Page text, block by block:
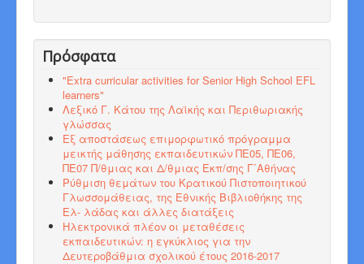
Πρόσφατα
"Εxtra curricular activities for Senior High School EFL
learners"
Λεξικό Γ. Κάτου της Λαϊκής και Περιθωριακής
γλώσσας
Εξ αποστάσεως επιμορφωτικό πρόγραμμα
μεικτής μάθησης εκπαιδευτικών ΠΕ05, ΠΕ06,
ΠΕ07 Π/θμιας και Δ/θμιας Εκπ/σης Γ΄Αθήνας
Ρύθμιση θεμάτων του Κρατικού Πιστοποιητικού
Γλωσσομάθειας, της Εθνικής Βιβλιοθήκης της
Ελ- λάδας και άλλες διατάξεις
Ηλεκτρονικά πλέον οι μεταθέσεις
εκπαιδευτικών: η εγκύκλιος για την
Δευτεροβάθμια σχολικού έτους 2016-2017